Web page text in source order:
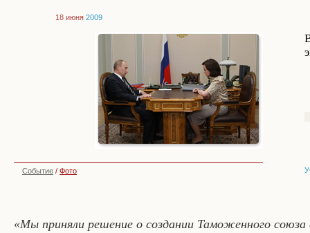
18 июня 2009
Событие / Фото
«Мы приняли решение о создании Таможенного